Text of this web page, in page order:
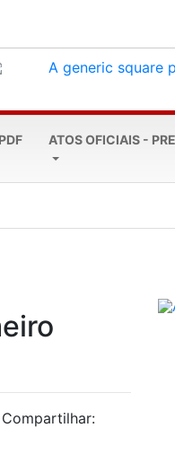
ATOS OFICIAIS -
Compartilhar: